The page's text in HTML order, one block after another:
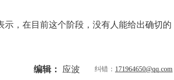
，在目前这个阶段，没有人能给出确切的
编辑： 应波 纠错： 171964650@qq.com